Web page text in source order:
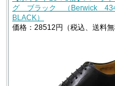
グ ブラック （Berwick
BLACK）
価格：28512円（税込、送料